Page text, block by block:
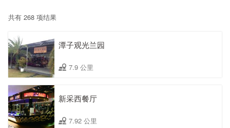
共有 268 项结果
潭子观光兰园
7.9 公里
新采西餐厅
7.92 公里